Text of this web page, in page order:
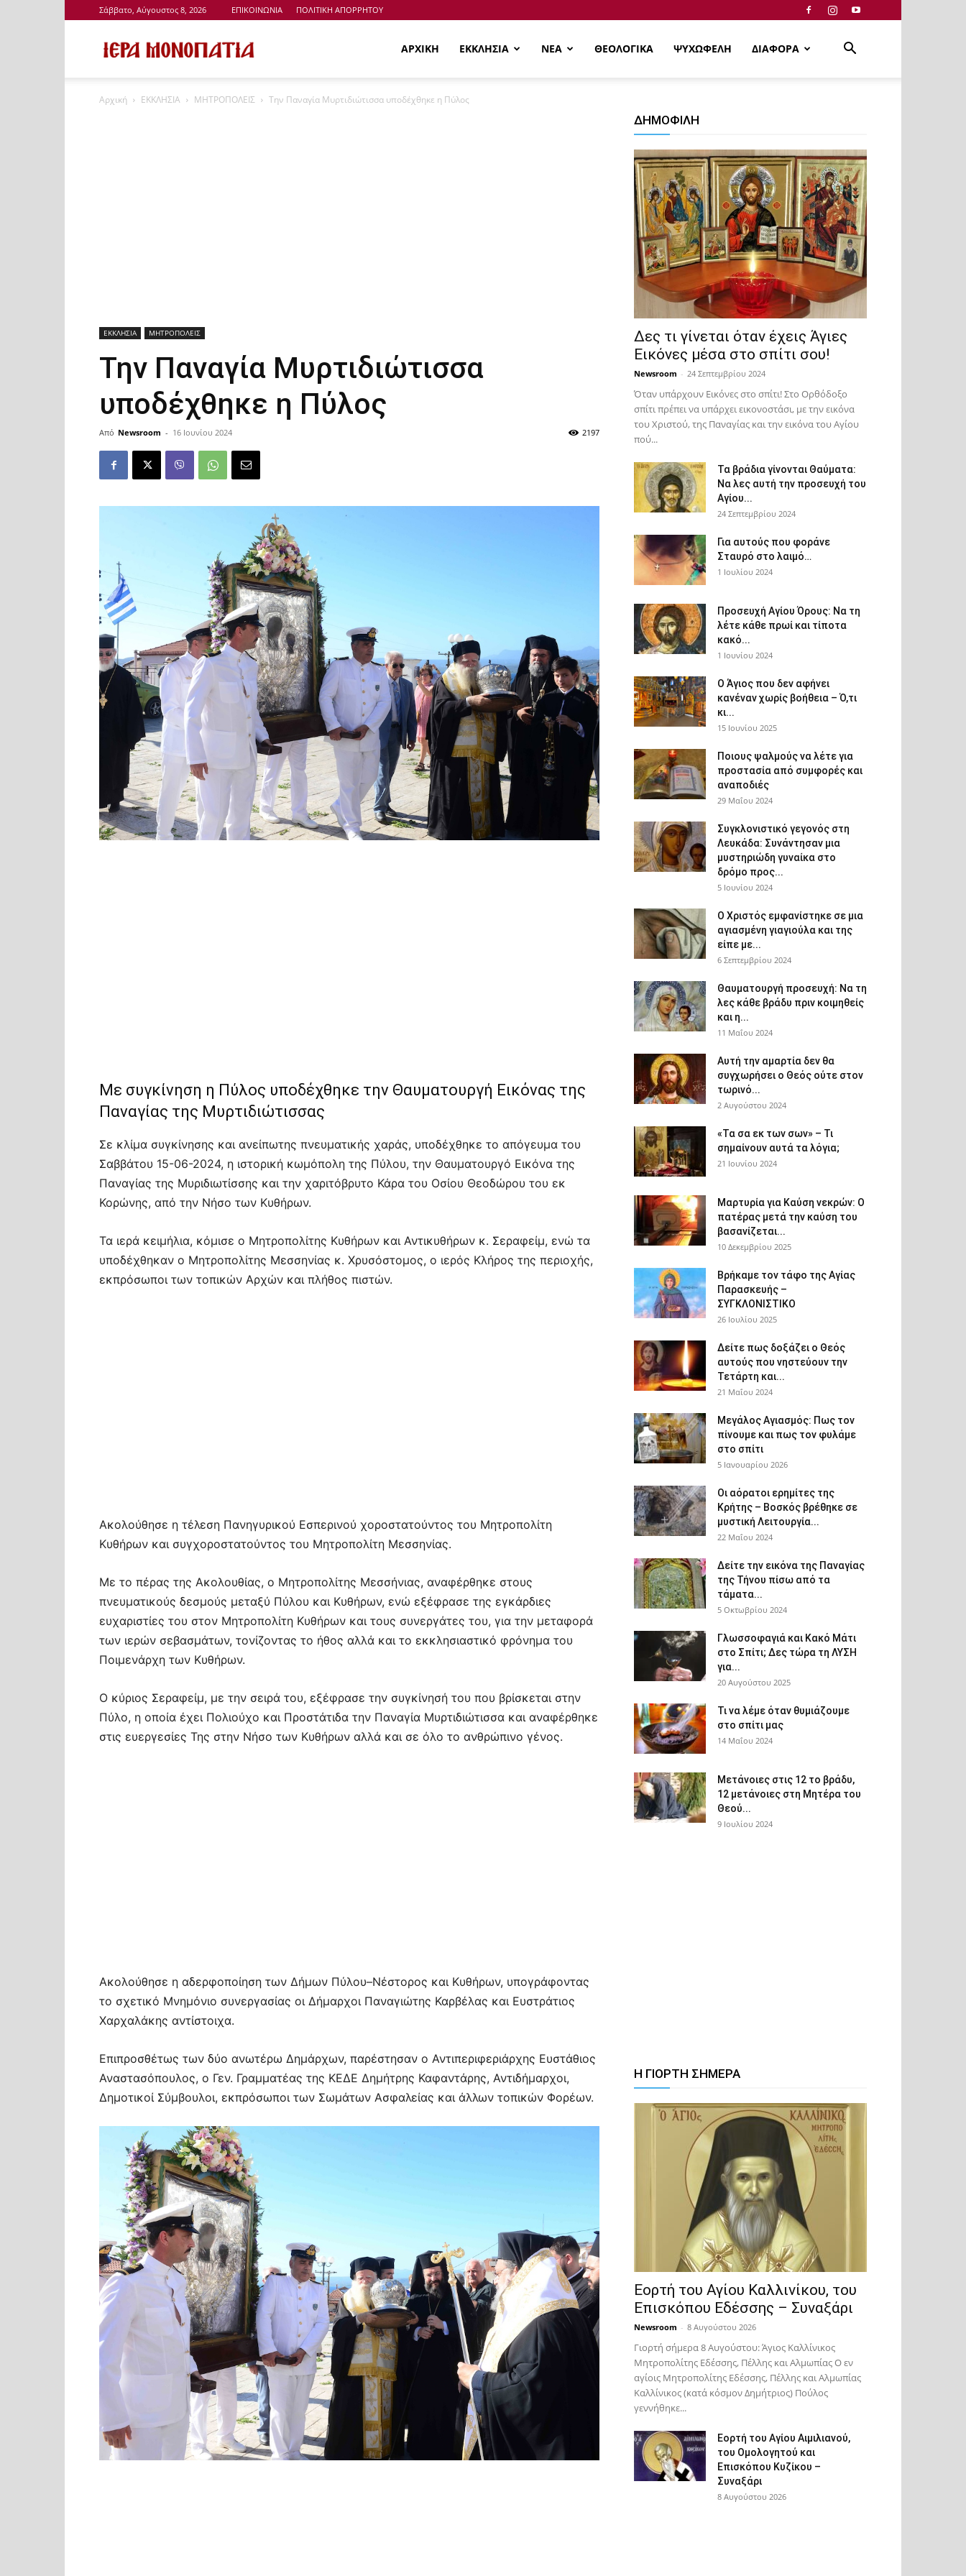
Σάββατο, Αύγουστος 8, 2026 ΕΠΙΚΟΙΝΩΝΙΑ ΠΟΛΙΤΙΚΗ ΑΠΟΡΡΗΤΟΥ
Μονοπάτια
ΑΡΧΙΚΗ ΕΚΚΛΗΣΙΑ ΝΕΑ ΘΕΟΛΟΓΙΚΑ ΨΥΧΩΦΕΛΗ ΔΙΑΦΟΡΑ
Αρχική ΕΚΚΛΗΣΙΑ ΜΗΤΡΟΠΟΛΕΙΣ Την Παναγία Μυρτιδιώτισσα υποδέχθηκε η Πύλος
ΕΚΚΛΗΣΙΑ ΜΗΤΡΟΠΟΛΕΙΣ
Την Παναγία Μυρτιδιώτισσα
υποδέχθηκε η Πύλος
Από Newsroom - 16 Ιουνίου 2024 2197
Με συγκίνηση η Πύλος υποδέχθηκε την Θαυματουργή Εικόνας της
Παναγίας της Μυρτιδιώτισσας
Σε κλίμα συγκίνησης και ανείπωτης πνευματικής χαράς, υποδέχθηκε το απόγευμα του
Σαββάτου 15-06-2024, η ιστορική κωμόπολη της Πύλου, την Θαυματουργό Εικόνα της
Παναγίας της Μυριδιωτίσσης και την χαριτόβρυτο Κάρα του Οσίου Θεοδώρου του εκ
Κορώνης, από την Νήσο των Κυθήρων.
Τα ιερά κειμήλια, κόμισε ο Μητροπολίτης Κυθήρων και Αντικυθήρων κ. Σεραφείμ, ενώ τα
υποδέχθηκαν ο Μητροπολίτης Μεσσηνίας κ. Χρυσόστομος, ο ιερός Κλήρος της περιοχής,
εκπρόσωποι των τοπικών Αρχών και πλήθος πιστών.
Ακολούθησε η τέλεση Πανηγυρικού Εσπερινού χοροστατούντος του Μητροπολίτη
Κυθήρων και συγχοροστατούντος του Μητροπολίτη Μεσσηνίας.
Με το πέρας της Ακολουθίας, ο Μητροπολίτης Μεσσήνιας, αναφέρθηκε στους
πνευματικούς δεσμούς μεταξύ Πύλου και Κυθήρων, ενώ εξέφρασε της εγκάρδιες
ευχαριστίες του στον Μητροπολίτη Κυθήρων και τους συνεργάτες του, για την μεταφορά
των ιερών σεβασμάτων, τονίζοντας το ήθος αλλά και το εκκλησιαστικό φρόνημα του
Ποιμενάρχη των Κυθήρων.
Ο κύριος Σεραφείμ, με την σειρά του, εξέφρασε την συγκίνησή του που βρίσκεται στην
Πύλο, η οποία έχει Πολιούχο και Προστάτιδα την Παναγία Μυρτιδιώτισσα και αναφέρθηκε
στις ευεργεσίες Της στην Νήσο των Κυθήρων αλλά και σε όλο το ανθρώπινο γένος.
Ακολούθησε η αδερφοποίηση των Δήμων Πύλου–Νέστορος και Κυθήρων, υπογράφοντας
το σχετικό Μνημόνιο συνεργασίας οι Δήμαρχοι Παναγιώτης Καρβέλας και Ευστράτιος
Χαρχαλάκης αντίστοιχα.
Επιπροσθέτως των δύο ανωτέρω Δημάρχων, παρέστησαν ο Αντιπεριφεριάρχης Ευστάθιος
Αναστασόπουλος, ο Γεν. Γραμματέας της ΚΕΔΕ Δημήτρης Καφαντάρης, Αντιδήμαρχοι,
Δημοτικοί Σύμβουλοι, εκπρόσωποι των Σωμάτων Ασφαλείας και άλλων τοπικών Φορέων.
ΔΗΜΟΦΙΛΗ
Δες τι γίνεται όταν έχεις Άγιες
Εικόνες μέσα στο σπίτι σου!
Newsroom - 24 Σεπτεμβρίου 2024
Όταν υπάρχουν Εικόνες στο σπίτι! Στο Ορθόδοξο
σπίτι πρέπει να υπάρχει εικονοστάσι, με την εικόνα
του Χριστού, της Παν­αγίας και την εικόνα του Αγίου
πού...
Τα βράδια γίνονται Θαύματα:
Να λες αυτή την προσευχή του
Αγίου...
24 Σεπτεμβρίου 2024
Για αυτούς που φοράνε
Σταυρό στο λαιμό…
1 Ιουλίου 2024
Προσευχή Αγίου Όρους: Να τη
λέτε κάθε πρωί και τίποτα
κακό...
1 Ιουνίου 2024
Ο Άγιος που δεν αφήνει
κανέναν χωρίς βοήθεια – Ό,τι
κι...
15 Ιουνίου 2025
Ποιους ψαλμούς να λέτε για
προστασία από συμφορές και
αναποδιές
29 Μαΐου 2024
Συγκλονιστικό γεγονός στη
Λευκάδα: Συνάντησαν μια
μυστηριώδη γυναίκα στο
δρόμο προς...
5 Ιουνίου 2024
Ο Χριστός εμφανίστηκε σε μια
αγιασμένη γιαγιούλα και της
είπε με...
6 Σεπτεμβρίου 2024
Θαυματουργή προσευχή: Να τη
λες κάθε βράδυ πριν κοιμηθείς
και η...
11 Μαΐου 2024
Αυτή την αμαρτία δεν θα
συγχωρήσει ο Θεός ούτε στον
τωρινό...
2 Αυγούστου 2024
«Τα σα εκ των σων» – Τι
σημαίνουν αυτά τα λόγια;
21 Ιουνίου 2024
Μαρτυρία για Καύση νεκρών: Ο
πατέρας μετά την καύση του
βασανίζεται...
10 Δεκεμβρίου 2025
Βρήκαμε τον τάφο της Αγίας
Παρασκευής –
ΣΥΓΚΛΟΝΙΣΤΙΚΟ
26 Ιουλίου 2025
Δείτε πως δοξάζει ο Θεός
αυτούς που νηστεύουν την
Τετάρτη και...
21 Μαΐου 2024
Μεγάλος Αγιασμός: Πως τον
πίνουμε και πως τον φυλάμε
στο σπίτι
5 Ιανουαρίου 2026
Οι αόρατοι ερημίτες της
Κρήτης – Βοσκός βρέθηκε σε
μυστική Λειτουργία...
22 Μαΐου 2024
Δείτε την εικόνα της Παναγίας
της Τήνου πίσω από τα
τάματα...
5 Οκτωβρίου 2024
Γλωσσοφαγιά και Κακό Μάτι
στο Σπίτι; Δες τώρα τη ΛΥΣΗ
για...
20 Αυγούστου 2025
Τι να λέμε όταν θυμιάζουμε
στο σπίτι μας
14 Μαΐου 2024
Μετάνοιες στις 12 το βράδυ,
12 μετάνοιες στη Μητέρα του
Θεού...
9 Ιουλίου 2024
Η ΓΙΟΡΤΗ ΣΗΜΕΡΑ
Εορτή του Αγίου Καλλινίκου, του
Επισκόπου Εδέσσης – Συναξάρι
Newsroom - 8 Αυγούστου 2026
Γιορτή σήμερα 8 Αυγούστου: Άγιος Καλλίνικος
Μητροπολίτης Εδέσσης, Πέλλης και Αλμωπίας Ο εν
αγίοις Μητροπολίτης Εδέσσης, Πέλλης και Αλμωπίας
Καλλίνικος (κατά κόσμον Δημήτριος) Πούλος
γεννήθηκε...
Εορτή του Αγίου Αιμιλιανού,
του Ομολογητού και
Επισκόπου Κυζίκου –
Συναξάρι
8 Αυγούστου 2026